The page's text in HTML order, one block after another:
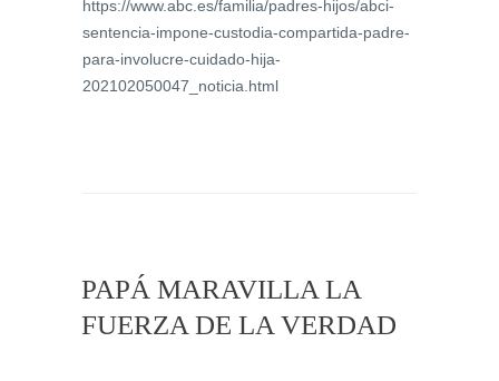
https://www.abc.es/familia/padres-hijos/abci-
sentencia-impone-custodia-compartida-padre-
para-involucre-cuidado-hija-
202102050047_noticia.html
PAPÁ MARAVILLA LA
FUERZA DE LA VERDAD